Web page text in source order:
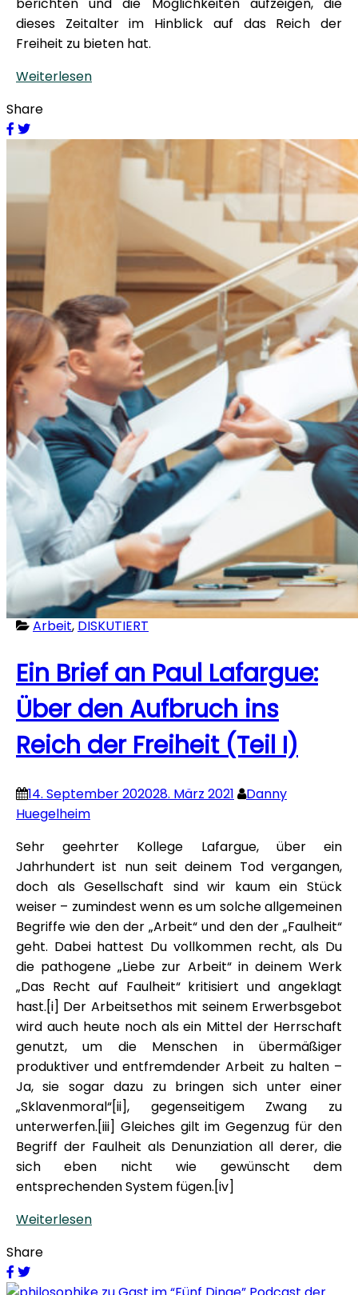
berichten und die Möglichkeiten aufzeigen, die
dieses Zeitalter im Hinblick auf das Reich der
Freiheit zu bieten hat.
Weiterlesen
Share
Arbeit, DISKUTIERT
Ein Brief an Paul Lafargue:
Über den Aufbruch ins
Reich der Freiheit (Teil I)
14. September 202028. März 2021
Danny
Huegelheim
Sehr geehrter Kollege Lafargue, über ein
Jahrhundert ist nun seit deinem Tod vergangen,
doch als Gesellschaft sind wir kaum ein Stück
weiser – zumindest wenn es um solche allgemeinen
Begriffe wie den der „Arbeit“ und den der „Faulheit“
geht. Dabei hattest Du vollkommen recht, als Du
die pathogene „Liebe zur Arbeit“ in deinem Werk
„Das Recht auf Faulheit“ kritisiert und angeklagt
hast.[i] Der Arbeitsethos mit seinem Erwerbsgebot
wird auch heute noch als ein Mittel der Herrschaft
genutzt, um die Menschen in übermäßiger
produktiver und entfremdender Arbeit zu halten –
Ja, sie sogar dazu zu bringen sich unter einer
„Sklavenmoral“[ii], gegenseitigem Zwang zu
unterwerfen.[iii] Gleiches gilt im Gegenzug für den
Begriff der Faulheit als Denunziation all derer, die
sich eben nicht wie gewünscht dem
entsprechenden System fügen.[iv]
Weiterlesen
Share